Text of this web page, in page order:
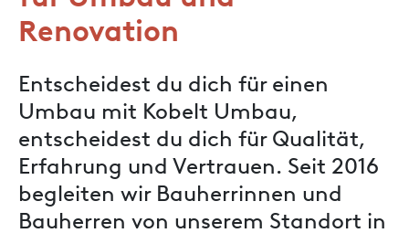
Renovation
Entscheidest du dich für einen
Umbau mit Kobelt Umbau,
entscheidest du dich für Qualität,
Erfahrung und Vertrauen. Seit 2016
begleiten wir Bauherrinnen und
Bauherren von unserem Standort in